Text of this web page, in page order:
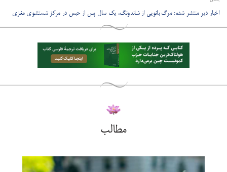
اخبار دیر منتشر شده: مرگ بانویی از شاندونگ، یک سال پس از حبس در مرکز شستشوی مغزی
مطالب